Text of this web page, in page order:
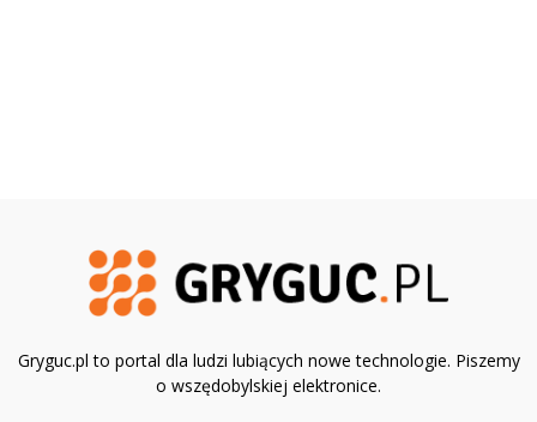
Gryguc.pl to portal dla ludzi lubiących nowe technologie. Piszemy
o wszędobylskiej elektronice.